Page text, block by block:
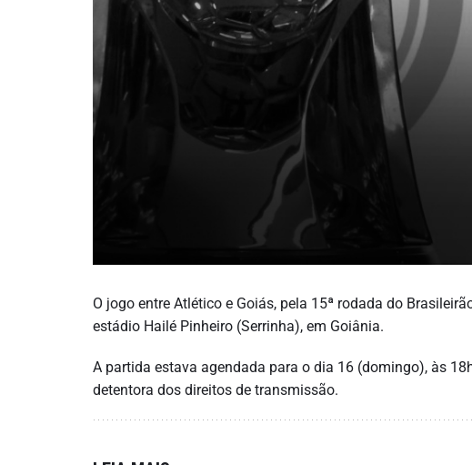
O jogo entre Atlético e Goiás, pela 15ª rodada do
estádio Hailé Pinheiro (Serrinha), em Goiânia.
A partida estava agendada para o dia 16 (domingo), às
detentora dos direitos de transmissão.